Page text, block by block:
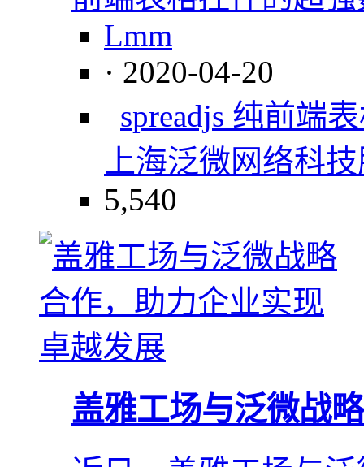
Lmm
· 2020-04-20
spreadjs 纯前端
上海泛微网络科
5,540
盖雅工场与泛微战